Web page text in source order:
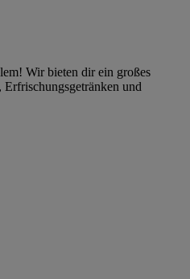
Wir bieten dir ein großes
Erfrischungsgetränken und